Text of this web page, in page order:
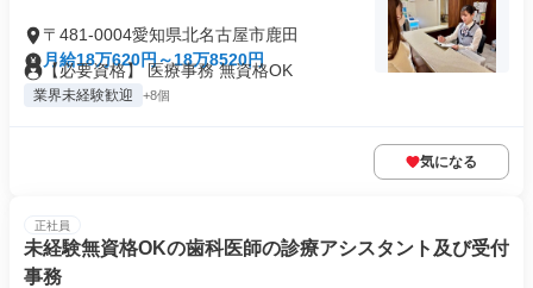
〒481-0004愛知県北名古屋市鹿田
月給18万620円～18万8520円
【必要資格】 医療事務 無資格OK
業界未経験歓迎 +8個
気になる
正社員
未経験無資格OKの歯科医師の診療アシスタント及び受付
事務